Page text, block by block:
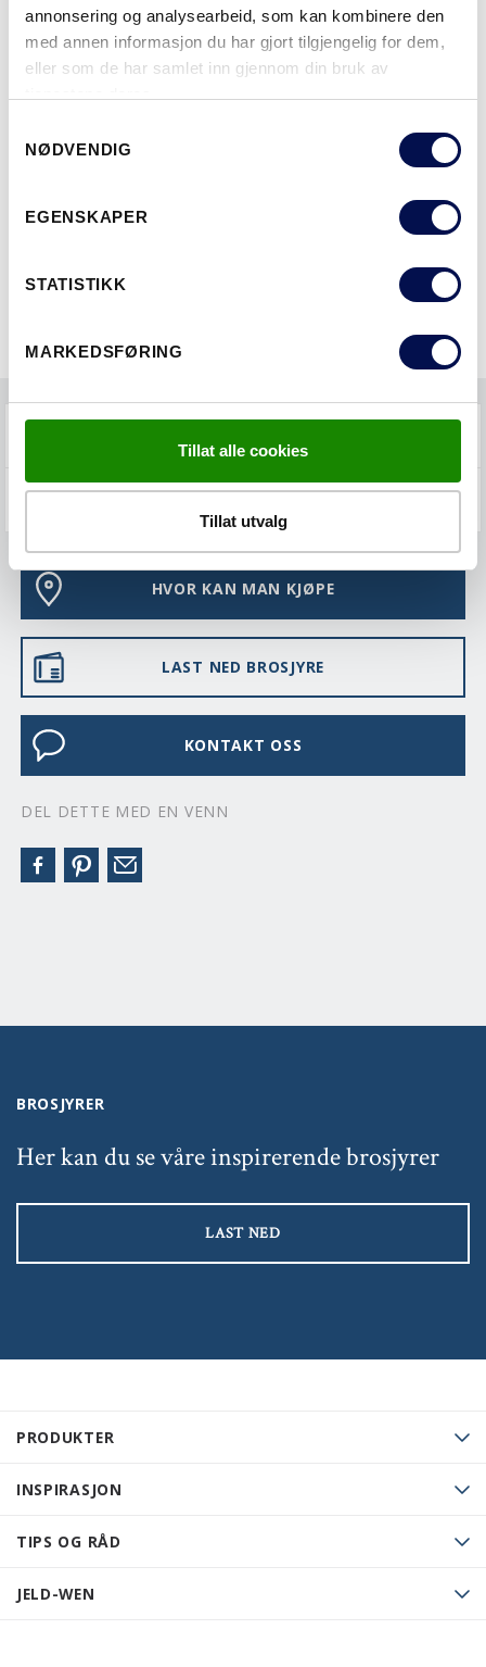
annonsering og analysearbeid, som kan kombinere den
med annen informasjon du har gjort tilgjengelig for dem,
eller som de har samlet inn gjennom din bruk av
Selection
NØDVENDIG
EGENSKAPER
STATISTIKK
MARKEDSFØRING
Tillat alle cookies
Tillat utvalg
KONTAKT OSS
VEDLIKEHOLD
HVOR KAN MAN KJØPE
LAST NED BROSJYRE
KONTAKT OSS
DEL DETTE MED EN VENN
PRODUKTER
INSPIRASJON
TIPS OG RÅD
JELD-WEN
BROSJYRER
Her kan du se våre inspirerende brosjyrer
LAST NED